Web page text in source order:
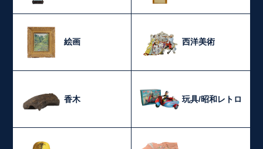
絵画 西洋美術
香木 玩具/昭和レトロ